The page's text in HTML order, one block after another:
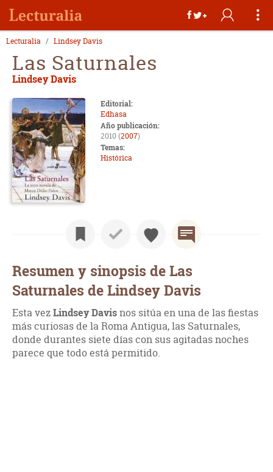
Lecturalia Lindsey Davis
Las Saturnales
Lindsey Davis
Editorial:
Edhasa
Año publicación:
2010 (2007)
Temas:
Histórica
Resumen y sinopsis de Las
Saturnales de Lindsey Davis
Esta vezLindsey Davisnos sitúa en una de las fiestas
más curiosas de la Roma Antigua, las Saturnales,
donde durantes siete días con sus agitadas noches
parece que todo está permitido.